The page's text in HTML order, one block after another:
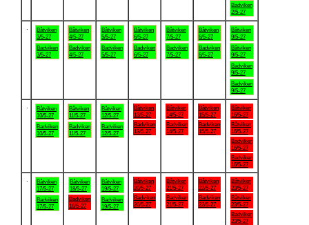
Badviken
2/5-27
Båtviken
3/5-27
Badviken
3/5-27
Båtviken
4/5-27
Badviken
4/5-27
Båtviken
5/5-27
Badviken
5/5-27
Båtviken
6/5-27
Badviken
6/5-27
Båtviken
7/5-27
Badviken
7/5-27
Båtviken
8/5-27
Badviken
8/5-27
Båtviken
9/5-27
Båtviken
9/5-27
Badviken
9/5-27
Badviken
9/5-27
Båtviken
10/5-27
Badviken
10/5-27
Båtviken
11/5-27
Badviken
11/5-27
Båtviken
12/5-27
Badviken
12/5-27
Båtviken
13/5-27
Badviken
13/5-27
Båtviken
14/5-27
Badviken
14/5-27
Båtviken
15/5-27
Badviken
15/5-27
Båtviken
16/5-27
Båtviken
16/5-27
Badviken
16/5-27
Badviken
16/5-27
Båtviken
17/5-27
Badviken
17/5-27
Båtviken
18/5-27
Badviken
18/5-27
Båtviken
19/5-27
Badviken
19/5-27
Båtviken
20/5-27
Badviken
20/5-27
Båtviken
21/5-27
Badviken
21/5-27
Båtviken
22/5-27
Badviken
22/5-27
Båtviken
23/5-27
Båtviken
23/5-27
Badviken
23/5-27